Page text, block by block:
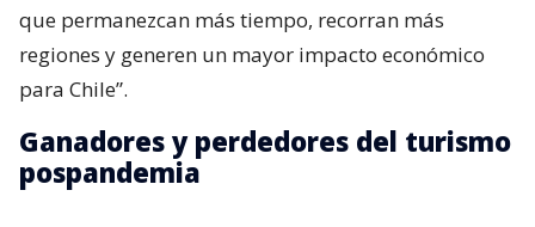
que permanezcan más tiempo, recorran más
regiones y generen un mayor impacto económico
para Chile”.
Ganadores y perdedores del turismo
pospandemia